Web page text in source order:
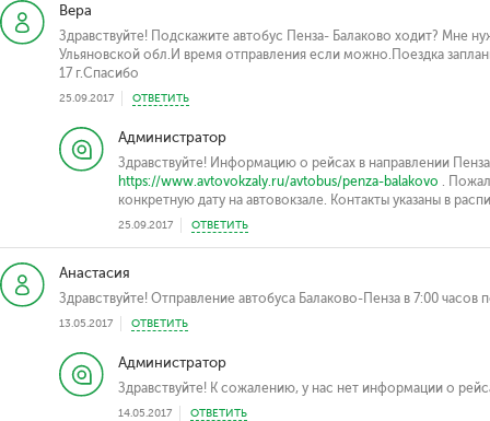
Вера
Здравствуйте! Подскажите автобус Пенза- Балаково ходит? Мне
Ульяновской обл.И время отправления если можно.Поездка
17 г.Спасибо
25.09.2017 ОТВЕТИТЬ
Администратор
Здравствуйте! Информацию о рейсах в направлении
https://www.avtovokzaly.ru/avtobus/penza-balakovo .
конкретную дату на автовокзале. Контакты указаны в
25.09.2017 ОТВЕТИТЬ
Анастасия
Здравствуйте! Отправление автобуса Балаково-Пенза в 7:00
13.05.2017 ОТВЕТИТЬ
Администратор
Здравствуйте! К сожалению, у нас нет информации о
14.05.2017 ОТВЕТИТЬ